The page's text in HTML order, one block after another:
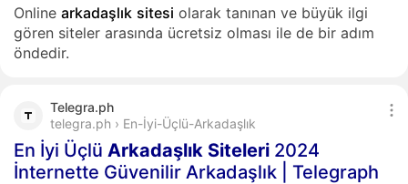
Online arkadaşlık sitesi olarak tanınan ve büyük ilgi
gören siteler arasında ücretsiz olması ile de bir adım
öndedir.
Telegra.ph
telegra.ph › En-İyi-Üçlü-Arkadaşlık
En İyi Üçlü Arkadaşlık Siteleri 2024
İnternette Güvenilir Arkadaşlık | Telegraph